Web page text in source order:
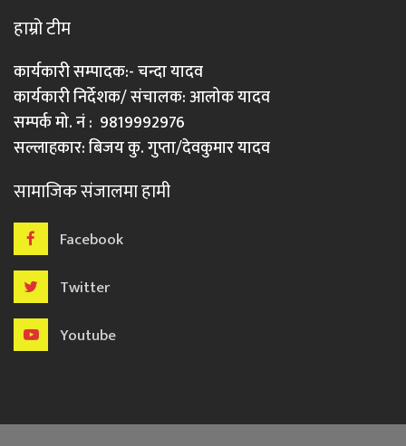
हाम्रो टीम
कार्यकारी सम्पादक:- चन्दा यादव
कार्यकारी निर्देशक/ संचालक: आलोक यादव
सम्पर्क मो. नं : 9819992976
सल्लाहकार: बिजय कु. गुप्ता/देवकुमार यादव
सामाजिक संजालमा हामी
Facebook
Twitter
Youtube